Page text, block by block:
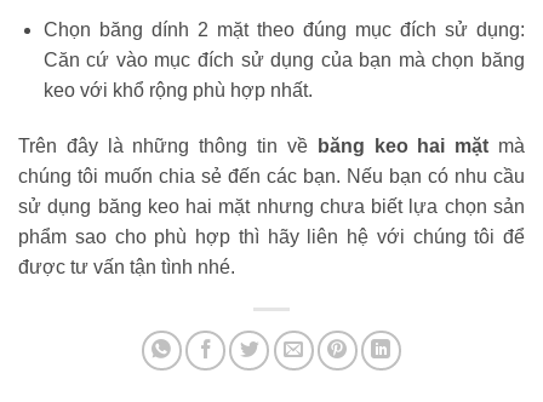
Chọn băng dính 2 mặt theo đúng mục đích sử dụng:
Căn cứ vào mục đích sử dụng của bạn mà chọn băng
keo với khổ rộng phù hợp nhất.
Trên đây là những thông tin về băng keo hai mặt mà
chúng tôi muốn chia sẻ đến các bạn. Nếu bạn có nhu cầu
sử dụng băng keo hai mặt nhưng chưa biết lựa chọn sản
phẩm sao cho phù hợp thì hãy liên hệ với chúng tôi để
được tư vấn tận tình nhé.